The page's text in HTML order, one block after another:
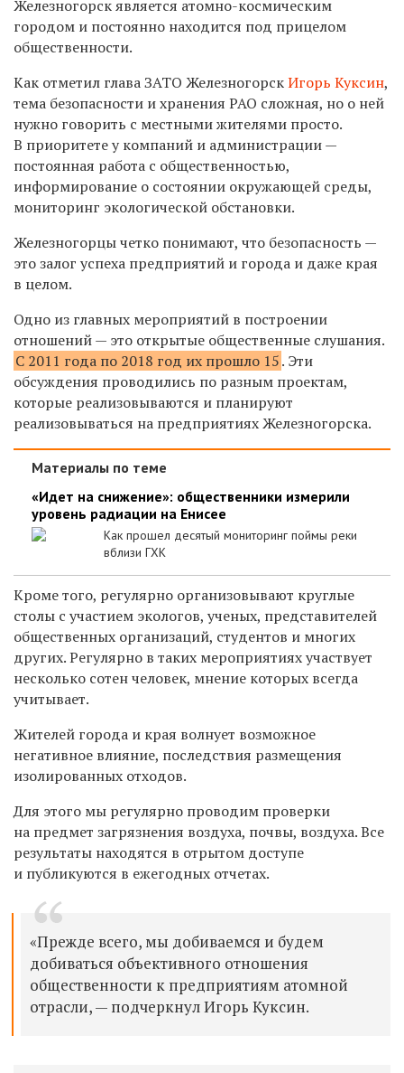
Железногорск является атомно-космическим
городом и постоянно находится под прицелом
общественности.
Как отметил глава ЗАТО ЖелезногорскИгорь Куксин,
тема безопасности и хранения РАО сложная, но о ней
нужно говорить с местными жителями просто.
В приоритете у компаний и администрации —
постоянная работа с общественностью,
информирование о состоянии окружающей среды,
мониторинг экологической обстановки.
Железногорцы четко понимают, что безопасность —
это залог успеха предприятий и города и даже края
в целом.
Одно из главных мероприятий в построении
отношений — это открытые общественные слушания.
С 2011 года по 2018 год их прошло 15. Эти
обсуждения проводились по разным проектам,
которые реализовываются и планируют
реализовываться на предприятиях Железногорска.
Материалы по теме
«Идет на снижение»: общественники измерили
уровень радиации на Енисее
Как прошел десятый мониторинг поймы реки
вблизи ГХК
Кроме того, регулярно организовывают круглые
столы с участием экологов, ученых, представителей
общественных организаций, студентов и многих
других. Регулярно в таких мероприятиях участвует
несколько сотен человек, мнение которых всегда
учитывает.
Жителей города и края волнует возможное
негативное влияние, последствия размещения
изолированных отходов.
Для этого мы регулярно проводим проверки
на предмет загрязнения воздуха, почвы, воздуха. Все
результаты находятся в отрытом доступе
и публикуются в ежегодных отчетах.
«Прежде всего, мы добиваемся и будем
добиваться объективного отношения
общественности к предприятиям атомной
отрасли, — подчеркнул Игорь Куксин.